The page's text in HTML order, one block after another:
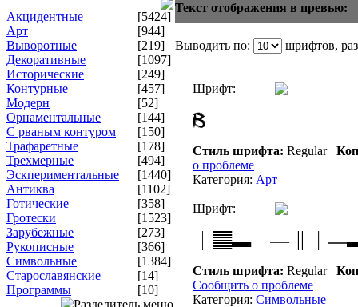
Акцидентные
[5424]
Арт
[944]
Выворотные
[219]
Декоративные
[1097]
Исторические
[249]
Контурные
[457]
Модерн
[52]
Орнаментальные
[144]
С рваным контуром
[150]
Трафаретные
[178]
Трехмерные
[494]
Эскпериментальные
[1440]
Антиква
[1102]
Готические
[358]
Гротески
[1523]
Зарубежные
[273]
Рукописные
[366]
Символьные
[1384]
Старославянские
[14]
Программы
[10]
Текст отображения в превью:
Выводить по: шрифтов,
Шрифт:
Стиль шрифта: Regular
о проблеме
Категория: Арт
Шрифт:
Стиль шрифта: Regular
Сообщить о проблеме
Категория: Символьные